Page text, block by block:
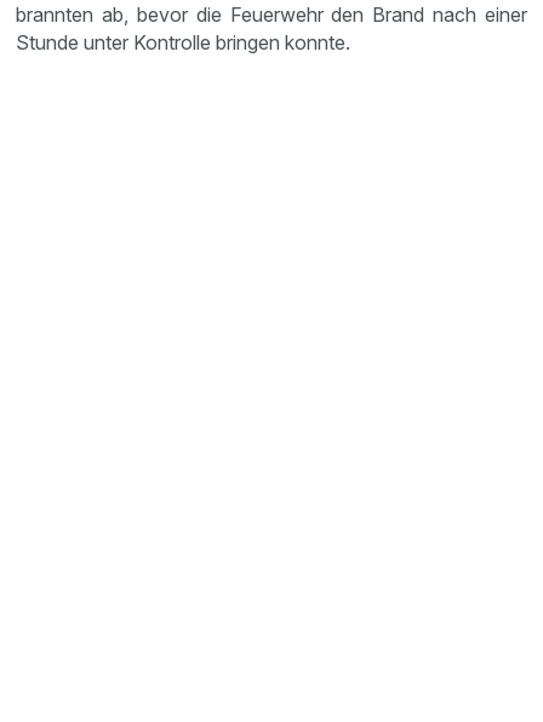
brannten ab, bevor die Feuerwehr den Brand nach einer
Stunde unter Kontrolle bringen konnte.